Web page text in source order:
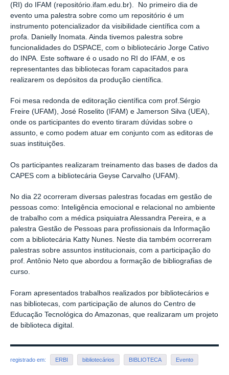
(RI) do IFAM (repositório.ifam.edu.br). No primeiro dia de
evento uma palestra sobre como um repositório é um
instrumento potencializador da visibilidade científica com a
profa. Danielly Inomata. Ainda tivemos palestra sobre
funcionalidades do DSPACE, com o bibliotecário Jorge Cativo
do INPA. Este software é o usado no RI do IFAM, e os
representantes das bibliotecas foram capacitados para
realizarem os depósitos da produção científica.
Foi mesa redonda de editoração científica com prof.Sérgio
Freire (UFAM), José Roselito (IFAM) e Jamerson Silva (UEA),
onde os participantes do evento tiraram dúvidas sobre o
assunto, e como podem atuar em conjunto com as editoras de
suas instituições.
Os participantes realizaram treinamento das bases de dados da
CAPES com a bibliotecária Geyse Carvalho (UFAM).
No dia 22 ocorreram diversas palestras focadas em gestão de
pessoas como: Inteligência emocional e relacional no ambiente
de trabalho com a médica psiquiatra Alessandra Pereira, e a
palestra Gestão de Pessoas para profissionais da Informação
com a bibliotecária Katty Nunes. Neste dia também ocorreram
palestras sobre assuntos institucionais, com a participação do
prof. Antônio Neto que abordou a formação de bibliografias de
curso.
Foram apresentados trabalhos realizados por bibliotecários e
nas bibliotecas, com participação de alunos do Centro de
Educação Tecnológica do Amazonas, que realizaram um projeto
de biblioteca digital.
registrado em: ERBI bibliotecários BIBLIOTECA Evento